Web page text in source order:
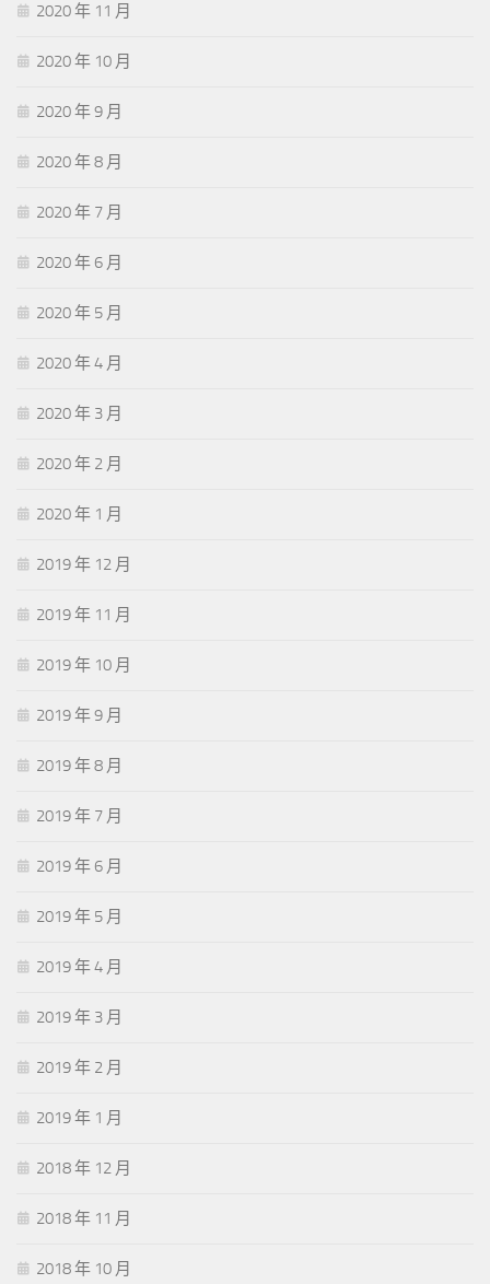
2020 年 11 月
2020 年 10 月
2020 年 9 月
2020 年 8 月
2020 年 7 月
2020 年 6 月
2020 年 5 月
2020 年 4 月
2020 年 3 月
2020 年 2 月
2020 年 1 月
2019 年 12 月
2019 年 11 月
2019 年 10 月
2019 年 9 月
2019 年 8 月
2019 年 7 月
2019 年 6 月
2019 年 5 月
2019 年 4 月
2019 年 3 月
2019 年 2 月
2019 年 1 月
2018 年 12 月
2018 年 11 月
2018 年 10 月